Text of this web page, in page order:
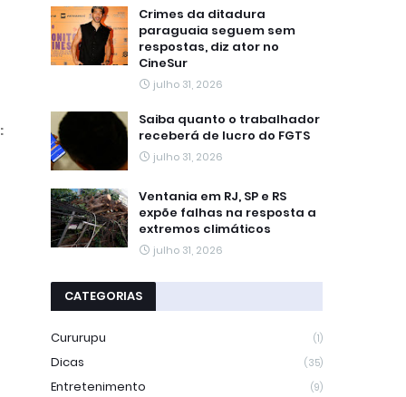
Crimes da ditadura
paraguaia seguem sem
respostas, diz ator no
CineSur
julho 31, 2026
Saiba quanto o trabalhador
receberá de lucro do FGTS
julho 31, 2026
Ventania em RJ, SP e RS
expõe falhas na resposta a
extremos climáticos
julho 31, 2026
CATEGORIAS
Cururupu (1)
Dicas (35)
Entretenimento (9)